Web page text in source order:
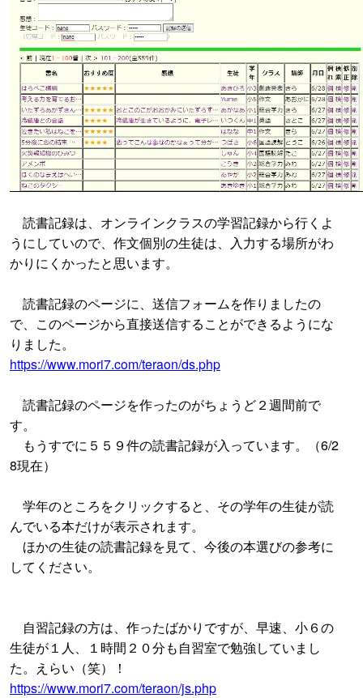
読書記録は、オンラインクラスの学習記録から行くよ
うにしていので、作文個別の生徒は、入力する場所がわ
かりにくかったと思います。
読書記録のページに、送信フォームを作りましたの
で、このページから直接送信することができるようにな
りました。
https://www.mori7.com/teraon/ds.php
読書記録のページを作ったのがちょうど２週間前で
す。
もうすでに５５９件の読書記録が入っています。（6/2
8現在）
学年のところをクリックすると、その学年の生徒が読
んでいる本だけが表示されます。
ほかの生徒の読書記録を見て、今後の本選びの参考に
してください。
自習記録の方は、作ったばかりですが、早速、小６の
生徒が１人、１時間２０分も自習室で勉強していまし
た。えらい（笑）！
https://www.mori7.com/teraon/js.php